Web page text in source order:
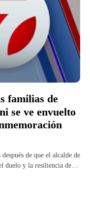
familias de
se ve envuelto
de que el alcalde de
duelo y la resiliencia de…